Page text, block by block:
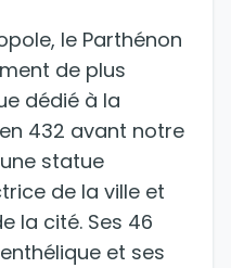
le Parthénon
de plus
dédié à la
432 avant notre
statue
de la ville et
la cité. Ses 46
et ses